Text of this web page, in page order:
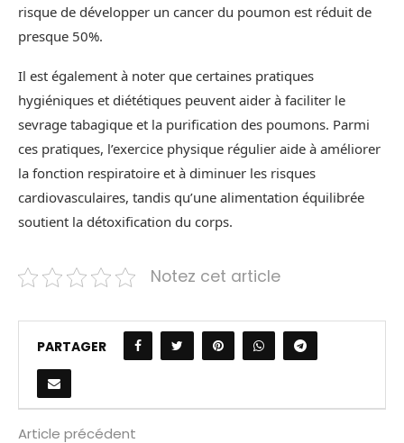
risque de développer un cancer du poumon est réduit de
presque 50%.
Il est également à noter que certaines pratiques
hygiéniques et diététiques peuvent aider à faciliter le
sevrage tabagique et la purification des poumons. Parmi
ces pratiques, l’exercice physique régulier aide à améliorer
la fonction respiratoire et à diminuer les risques
cardiovasculaires, tandis qu’une alimentation équilibrée
soutient la détoxification du corps.
Notez cet article
PARTAGER
Article précédent